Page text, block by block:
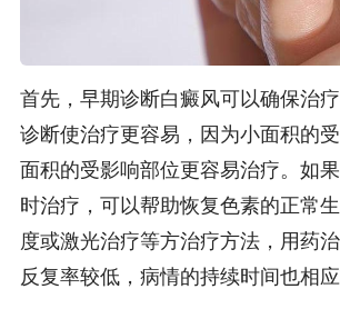
首先，早期诊断白癜风可以确保治
诊断使治疗更容易，因为小面积的
面积的受影响部位更容易治疗。如
时治疗，可以帮助恢复色素的正常
度或激光治疗等方治疗方法，用药
反复率较低，病情的持续时间也相应